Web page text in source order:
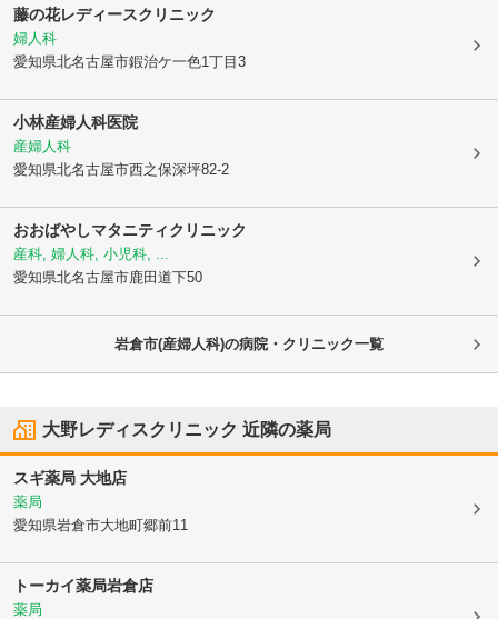
藤の花レディースクリニック
婦人科
愛知県北名古屋市鍜治ケ一色1丁目3
小林産婦人科医院
産婦人科
愛知県北名古屋市西之保深坪82-2
おおばやしマタニティクリニック
産科, 婦人科, 小児科, ...
愛知県北名古屋市鹿田道下50
岩倉市(産婦人科)の病院・クリニック一覧
大野レディスクリニック 近隣の薬局
スギ薬局 大地店
薬局
愛知県岩倉市大地町郷前11
トーカイ薬局岩倉店
薬局